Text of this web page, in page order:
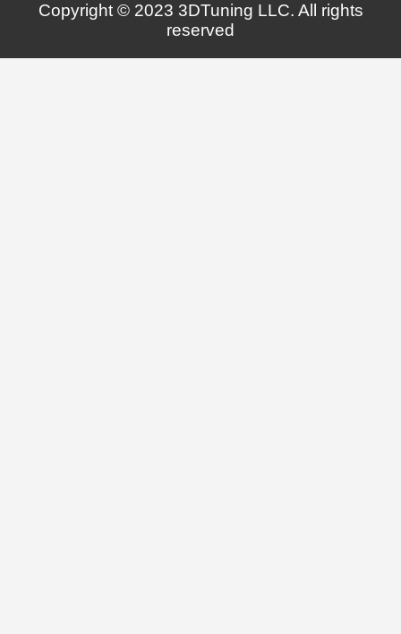
Copyright © 2023 3DTuning LLC. All rights
reserved